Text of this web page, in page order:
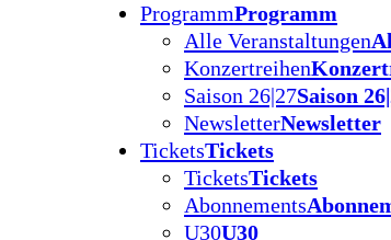
ProgrammProgramm
Alle Veranstaltungen
Konzertreihen
Saison 26|27Saison
NewsletterNewsletter
TicketsTickets
TicketsTickets
Abonnements
U30U30